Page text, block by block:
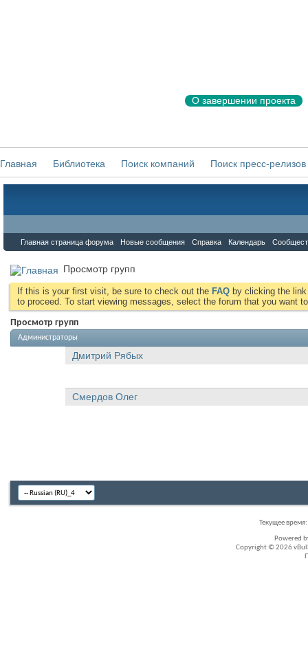
О завершении проекта
Главная Библиотека Поиск компаний Поиск пресс-релизов
Главная страница форума Новые сообщения Справка Календарь
Просмотр групп
If this is your first visit, be sure to check out the FAQ by clicking the
to proceed. To start viewing messages, select the forum that you want
Просмотр групп
Администраторы
Дмитрий Рябых
Смердов Олег
Текущее время:
Powered
Copyright © 2026